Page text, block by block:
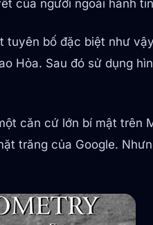
của người ngoài hành
bố đặc biệt như
Hỏa. Sau đó sử dụng
căn cứ lớn bí mật
trăng của Google.